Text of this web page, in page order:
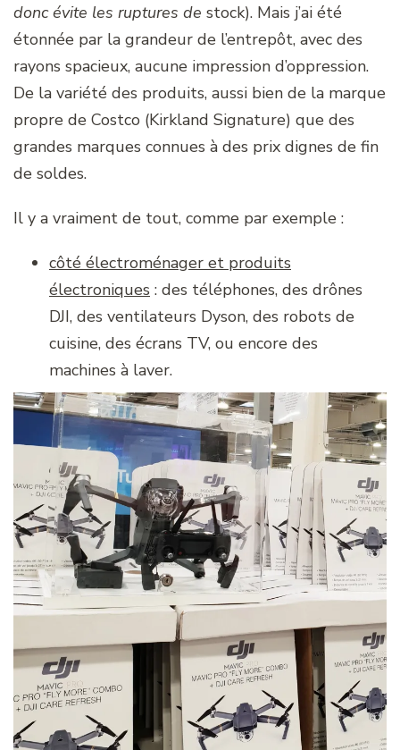
donc évite les ruptures de stock). Mais j’ai été
étonnée par la grandeur de l’entrepôt, avec des
rayons spacieux, aucune impression d’oppression.
De la variété des produits, aussi bien de la marque
propre de Costco (Kirkland Signature) que des
grandes marques connues à des prix dignes de fin
de soldes.
Il y a vraiment de tout, comme par exemple :
côté électroménager et produits
électroniques : des téléphones, des drônes
DJI, des ventilateurs Dyson, des robots de
cuisine, des écrans TV, ou encore des
machines à laver.